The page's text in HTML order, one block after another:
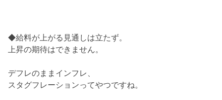
◆給料が上がる見通しは立たず。
上昇の期待はできません。
デフレのままインフレ、
スタグフレーションってやつですね。